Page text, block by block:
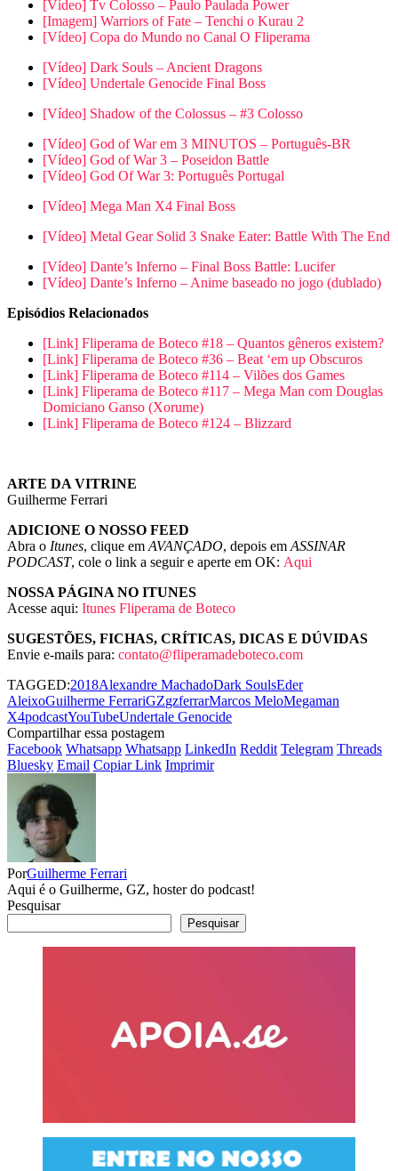
[Vídeo] Tv Colosso – Paulo Paulada Power
[Imagem] Warriors of Fate – Tenchi o Kurau 2
[Vídeo] Copa do Mundo no Canal O Fliperama
[Vídeo] Dark Souls – Ancient Dragons
[Vídeo] Undertale Genocide Final Boss
[Vídeo] Shadow of the Colossus – #3 Colosso
[Vídeo] God of War em 3 MINUTOS – Português-BR
[Vídeo] God of War 3 – Poseidon Battle
[Vídeo] God Of War 3: Português Portugal
[Vídeo] Mega Man X4 Final Boss
[Vídeo] Metal Gear Solid 3 Snake Eater: Battle With The End
[Vídeo] Dante’s Inferno – Final Boss Battle: Lucifer
[Vídeo] Dante’s Inferno – Anime baseado no jogo (dublado)
Episódios Relacionados
[Link] Fliperama de Boteco #18 – Quantos gêneros existem?
[Link] Fliperama de Boteco #36 – Beat ‘em up Obscuros
[Link] Fliperama de Boteco #114 – Vilões dos Games
[Link] Fliperama de Boteco #117 – Mega Man com Douglas
Domiciano Ganso (Xorume)
[Link] Fliperama de Boteco #124 – Blizzard
ARTE DA VITRINE
Guilherme Ferrari
ADICIONE O NOSSO FEED
Abra o Itunes, clique em AVANÇADO, depois em ASSINAR
PODCAST, cole o link a seguir e aperte em OK: Aqui
NOSSA PÁGINA NO ITUNES
Acesse aqui: Itunes Fliperama de Boteco
SUGESTÕES, FICHAS, CRÍTICAS, DICAS E DÚVIDAS
Envie e-mails para: contato@fliperamadeboteco.com
TAGGED:2018Alexandre MachadoDark SoulsEder
AleixoGuilherme FerrariGZgzferrarMarcos MeloMegaman
X4podcastYouTubeUndertale Genocide
Compartilhar essa postagem
Facebook Whatsapp Whatsapp LinkedIn Reddit Telegram Threads
Bluesky Email Copiar Link Imprimir
PorGuilherme Ferrari
Aqui é o Guilherme, GZ, hoster do podcast!
Pesquisar
Pesquisar